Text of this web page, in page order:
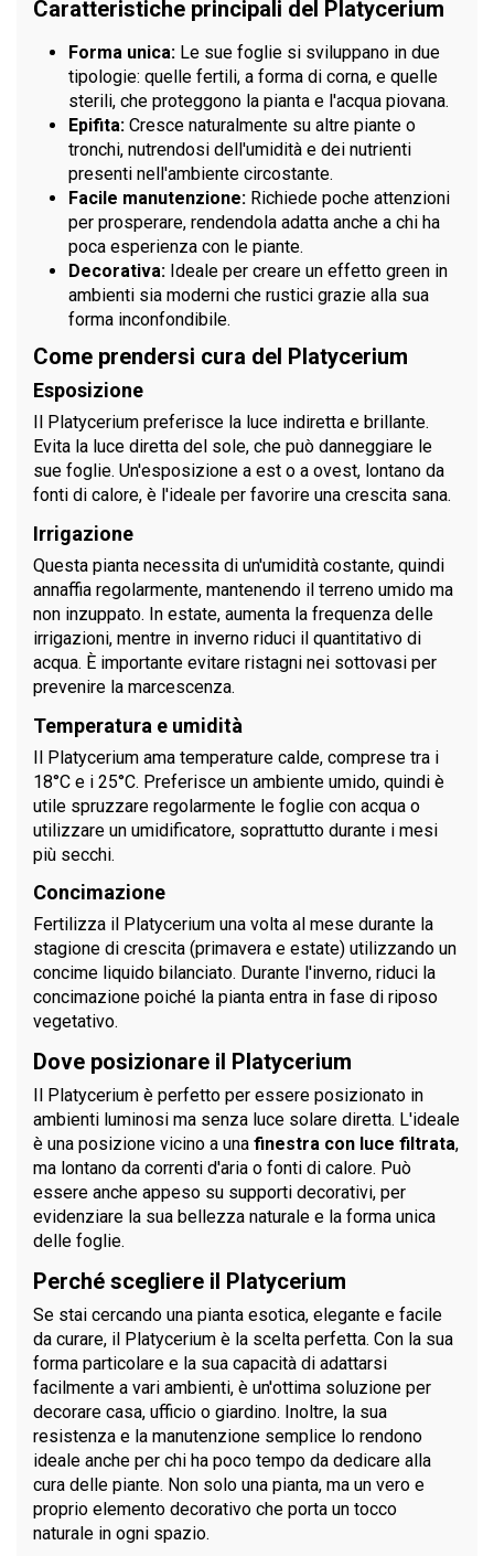
Caratteristiche principali del Platycerium
Forma unica: Le sue foglie si sviluppano in due
tipologie: quelle fertili, a forma di corna, e quelle
sterili, che proteggono la pianta e l'acqua piovana.
Epifita: Cresce naturalmente su altre piante o
tronchi, nutrendosi dell'umidità e dei nutrienti
presenti nell'ambiente circostante.
Facile manutenzione: Richiede poche attenzioni
per prosperare, rendendola adatta anche a chi ha
poca esperienza con le piante.
Decorativa: Ideale per creare un effetto green in
ambienti sia moderni che rustici grazie alla sua
forma inconfondibile.
Come prendersi cura del Platycerium
Esposizione
Il Platycerium preferisce la luce indiretta e brillante.
Evita la luce diretta del sole, che può danneggiare le
sue foglie. Un'esposizione a est o a ovest, lontano da
fonti di calore, è l'ideale per favorire una crescita sana.
Irrigazione
Questa pianta necessita di un'umidità costante, quindi
annaffia regolarmente, mantenendo il terreno umido ma
non inzuppato. In estate, aumenta la frequenza delle
irrigazioni, mentre in inverno riduci il quantitativo di
acqua. È importante evitare ristagni nei sottovasi per
prevenire la marcescenza.
Temperatura e umidità
Il Platycerium ama temperature calde, comprese tra i
18°C e i 25°C. Preferisce un ambiente umido, quindi è
utile spruzzare regolarmente le foglie con acqua o
utilizzare un umidificatore, soprattutto durante i mesi
più secchi.
Concimazione
Fertilizza il Platycerium una volta al mese durante la
stagione di crescita (primavera e estate) utilizzando un
concime liquido bilanciato. Durante l'inverno, riduci la
concimazione poiché la pianta entra in fase di riposo
vegetativo.
Dove posizionare il Platycerium
Il Platycerium è perfetto per essere posizionato in
ambienti luminosi ma senza luce solare diretta. L'ideale
è una posizione vicino a una finestra con luce filtrata,
ma lontano da correnti d'aria o fonti di calore. Può
essere anche appeso su supporti decorativi, per
evidenziare la sua bellezza naturale e la forma unica
delle foglie.
Perché scegliere il Platycerium
Se stai cercando una pianta esotica, elegante e facile
da curare, il Platycerium è la scelta perfetta. Con la sua
forma particolare e la sua capacità di adattarsi
facilmente a vari ambienti, è un'ottima soluzione per
decorare casa, ufficio o giardino. Inoltre, la sua
resistenza e la manutenzione semplice lo rendono
ideale anche per chi ha poco tempo da dedicare alla
cura delle piante. Non solo una pianta, ma un vero e
proprio elemento decorativo che porta un tocco
naturale in ogni spazio.